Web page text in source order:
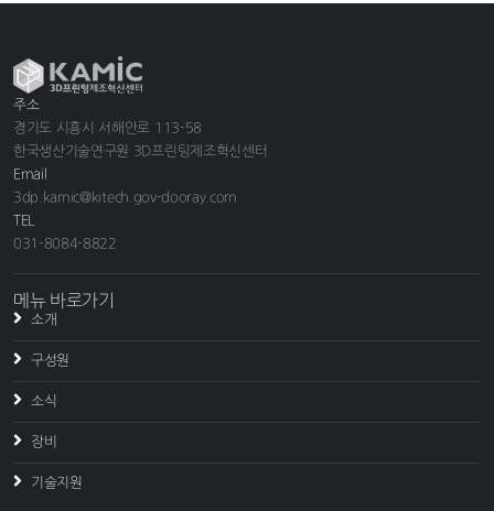
주소
경기도 시흥시 서해안로 113-58
한국생산기술연구원 3D프린팅제조혁신센터
Email
3dp.kamic@kitech.gov-dooray.com
TEL
031-8084-8822
메뉴 바로가기
소개
구성원
소식
장비
기술지원